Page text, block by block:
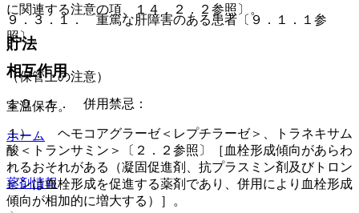
に関連する注意の項、１４．２．２参照〕。
貯法
（保管上の注意）
室温保存。
ホーム
薬剤情報
９．３．１． 重篤な肝障害のある患者〔９．１．１参
照〕。
相互作用
１０．１． 併用禁忌：
１）． ヘモコアグラーゼ＜レプチラーゼ＞、トラネキサム
酸＜トランサミン＞〔２．２参照〕［血栓形成傾向があらわ
れるおそれがある（凝固促進剤、抗プラスミン剤及びトロン
ビンは血栓形成を促進する薬剤であり、併用により血栓形成
傾向が相加的に増大する）］。